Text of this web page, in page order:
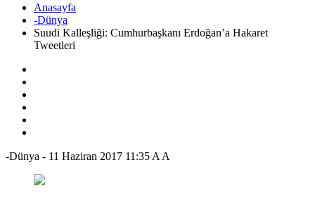
Anasayfa
-Dünya
Suudi Kalleşliği: Cumhurbaşkanı Erdoğan’a Hakaret
Tweetleri
-Dünya - 11 Haziran 2017 11:35 A A